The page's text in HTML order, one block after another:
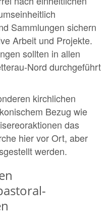
Sammlungen sichern
Arbeit und Projekte.
sollten in allen
Nord durchgeführt
kirchlichen
Bezug wie
das
hier vor Ort, aber
werden.